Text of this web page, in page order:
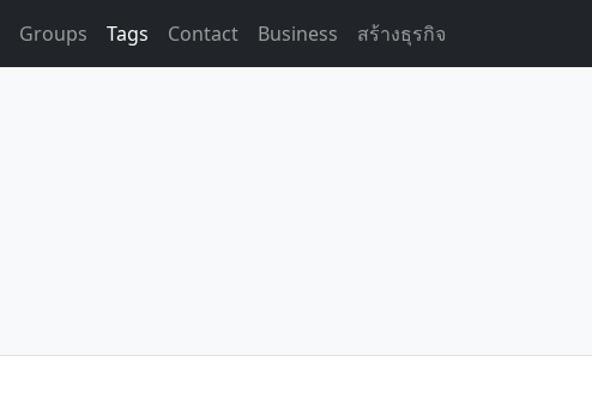
Groups Tags Contact Business สร้างธุรกิจ